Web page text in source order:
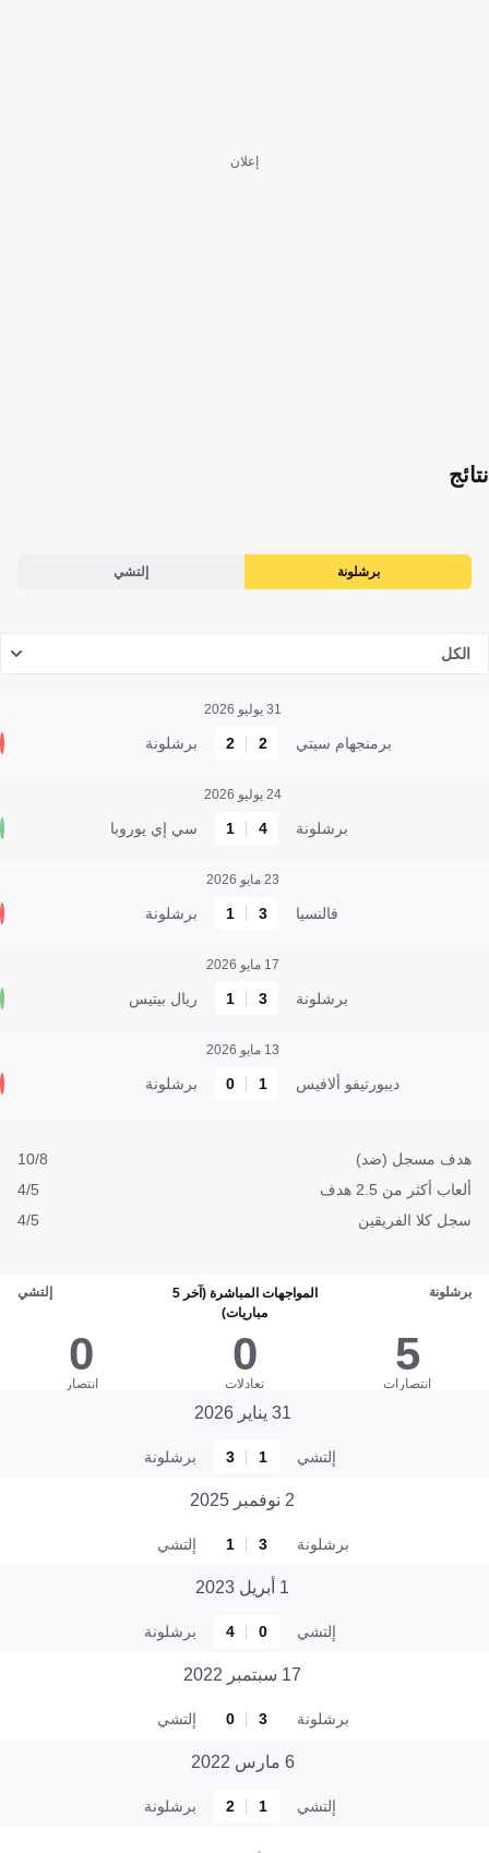
إعلان
نتائج
برشلونة إلتشي
الكل
31 يوليو 2026
برمنجهام سيتي 2
2 برشلونة
24 يوليو 2026
برشلونة 4
1 سي إي يوروبا
23 مايو 2026
فالنسيا 3
1 برشلونة
17 مايو 2026
برشلونة 3
1 ريال بيتيس
13 مايو 2026
ديبورتيفو ألافيس 1
0 برشلونة
هدف مسجل (ضد)
10/8
ألعاب أكثر من 2.5 هدف
4/5
سجل كلا الفريقين
4/5
برشلونة
المواجهات المباشرة (آخر 5
مباريات)
إلتشي
5
انتصارات
0
تعادلات
0
انتصار
31 يناير 2026
إلتشي 1
3 برشلونة
2 نوفمبر 2025
برشلونة 3
1 إلتشي
1 أبريل 2023
إلتشي 0
4 برشلونة
17 سبتمبر 2022
برشلونة 3
0 إلتشي
6 مارس 2022
إلتشي 1
2 برشلونة